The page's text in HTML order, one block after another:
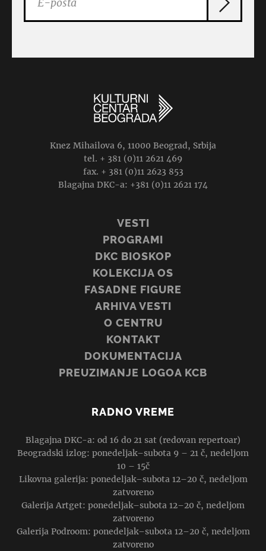
Knez Mihailova 6, 11000 Beograd, Srbija
tel. + 381 (0)11 2621 469
fax. + 381 (0)11 2623 853
Blagajna DKC-a: +381 (0)11 2621 174
VESTI
PROGRAMI
DKC BIOSKOP
KOLEKCIJA OS
FASADNE FIGURE
ARHIVA VESTI
O CENTRU
KONTAKT
DOKUMENTACIJA
PREUZIMANJE LOGOA KCB
RADNO VREME
Blagajna DKC-a: od 16 do 21 sat (redovan repertoar)
Beogradski izlog: ponedeljak–subota 9 – 21 č, nedeljom
10 – 15č
Likovna galerija: ponedeljak–subota 12–20 č, nedeljom
zatvoreno
Galerija Artget: ponedeljak–subota 12–20 č, nedeljom
zatvoreno
Galerija Podroom: ponedeljak–subota 12–20 č, nedeljom
zatvoreno